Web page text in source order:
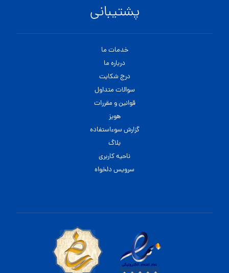
پشتیبانی
خدمات ما
درباره ما
درج شکایت
سوالات متداول
قوانین و مقررات
هویز
گزارش سوءاستفاده
بلاگ
ناحیه کاربری
سرویس دلخواه